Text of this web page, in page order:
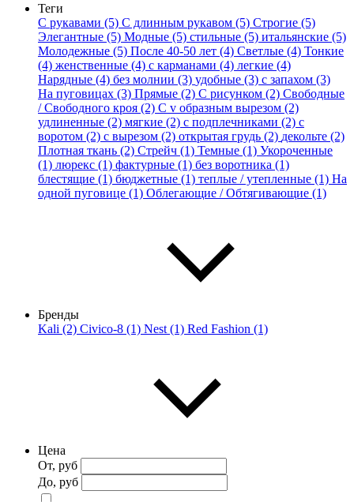
Теги
С рукавами (5) С длинным рукавом (5) Строгие (5)
Элегантные (5) Модные (5) стильные (5) итальянские (5)
Молодежные (5) После 40-50 лет (4) Светлые (4) Тонкие
(4) женственные (4) с карманами (4) легкие (4)
Нарядные (4) без молнии (3) удобные (3) с запахом (3)
На пуговицах (3) Прямые (2) С рисунком (2) Свободные
/ Свободного кроя (2) С v образным вырезом (2)
удлиненные (2) мягкие (2) с подплечниками (2) с
воротом (2) с вырезом (2) открытая грудь (2) декольте (2)
Плотная ткань (2) Стрейч (1) Темные (1) Укороченные
(1) люрекс (1) фактурные (1) без воротника (1)
блестящие (1) бюджетные (1) теплые / утепленные (1) На
одной пуговице (1) Облегающие / Обтягивающие (1)
Бренды
Kali (2) Civico-8 (1) Nest (1) Red Fashion (1)
Цена
От, руб
До, руб